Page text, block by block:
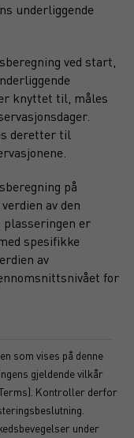
underliggende
ved start,
knyttet til, måles
deretter til
på
av den
plasseringen er
spesifikke
av
for
som vises på denne
gjeldende vilkår
Kontroller derfor
under